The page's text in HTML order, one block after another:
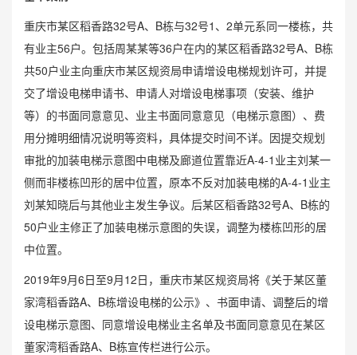
重庆市某区稻香路32号A、B栋与32号1、2单元系同一楼栋，共
有业主56户。包括周某某等36户在内的某区稻香路32号A、B栋
共50户业主向重庆市某区规资局申请增设电梯规划许可，并提
交了增设电梯申请书、申请人对增设电梯事项（安装、维护
等）的书面同意意见、业主书面同意意见（电梯示意图）、费
用分摊明细情况说明等资料，具体提交时间不详。因提交规划
审批的加装电梯示意图中电梯及廊道位置靠近A-4-1业主刘某一
侧而非楼栋凹形的居中位置，原本不反对加装电梯的A-4-1业主
刘某知晓后与其他业主发生争议。后某区稻香路32号A、B栋的
50户业主修正了加装电梯示意图的失误，调整为楼栋凹形的居
中位置。
2019年9月6日至9月12日，重庆市某区规资局将《关于某区董
家湾稻香路A、B栋增设电梯的公示》、书面申请、调整后的增
设电梯示意图、同意增设电梯业主名单及书面同意意见在某区
董家湾稻香路A、B栋宣传栏进行公示。